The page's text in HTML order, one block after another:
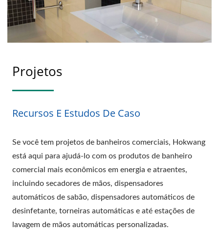
Projetos
Recursos E Estudos De Caso
Se você tem projetos de banheiros comerciais, Hokwang
está aqui para ajudá-lo com os produtos de banheiro
comercial mais econômicos em energia e atraentes,
incluindo secadores de mãos, dispensadores
automáticos de sabão, dispensadores automáticos de
desinfetante, torneiras automáticas e até estações de
lavagem de mãos automáticas personalizadas.